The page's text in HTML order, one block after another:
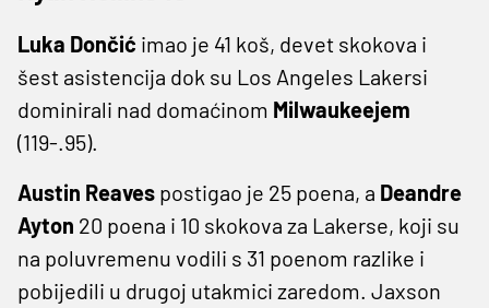
Luka Dončić imao je 41 koš, devet skokova i
šest asistencija dok su Los Angeles Lakersi
dominirali nad domaćinom Milwaukeejem
(119-.95).
Austin Reaves postigao je 25 poena, a Deandre
Ayton 20 poena i 10 skokova za Lakerse, koji su
na poluvremenu vodili s 31 poenom razlike i
pobijedili u drugoj utakmici zaredom. Jaxson